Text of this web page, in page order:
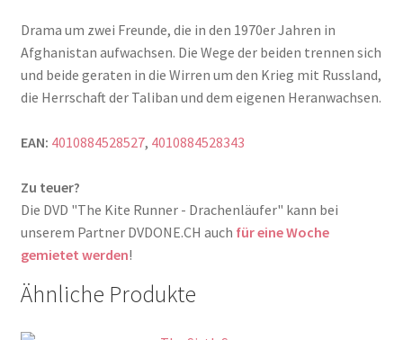
Drama um zwei Freunde, die in den 1970er Jahren in
Afghanistan aufwachsen. Die Wege der beiden trennen sich
und beide geraten in die Wirren um den Krieg mit Russland,
die Herrschaft der Taliban und dem eigenen Heranwachsen.
EAN: 4010884528527, 4010884528343
Zu teuer?
Die DVD "The Kite Runner - Drachenläufer" kann bei
unserem Partner DVDONE.CH auch für eine Woche
gemietet werden!
Ähnliche Produkte